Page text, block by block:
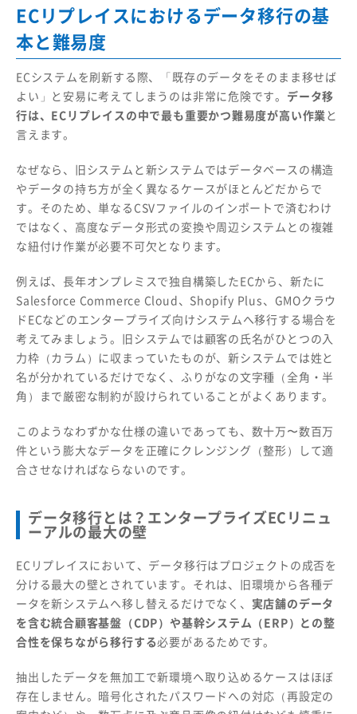
ECリプレイスにおけるデータ移行の基
本と難易度
ECシステムを刷新する際、「既存のデータをそのまま移せば
よい」と安易に考えてしまうのは非常に危険です。 データ移
行は、ECリプレイスの中で最も重要かつ難易度が高い作業と
言えます。
なぜなら、旧システムと新システムではデータベースの構造
やデータの持ち方が全く異なるケースがほとんどだからで
す。そのため、単なるCSVファイルのインポートで済むわけ
ではなく、高度なデータ形式の変換や周辺システムとの複雑
な紐付け作業が必要不可欠となります。
例えば、長年オンプレミスで独自構築したECから、新たに
Salesforce Commerce Cloud、Shopify Plus、GMOクラウ
ドECなどのエンタープライズ向けシステムへ移行する場合を
考えてみましょう。旧システムでは顧客の氏名がひとつの入
力枠（カラム）に収まっていたものが、新システムでは姓と
名が分かれているだけでなく、ふりがなの文字種（全角・半
角）まで厳密な制約が設けられていることがよくあります。
このようなわずかな仕様の違いであっても、数十万〜数百万
件という膨大なデータを正確にクレンジング（整形）して適
合させなければならないのです。
データ移行とは？エンタープライズECリニュ
ーアルの最大の壁
ECリプレイスにおいて、データ移行はプロジェクトの成否を
分ける最大の壁とされています。それは、旧環境から各種デ
ータを新システムへ移し替えるだけでなく、 実店舗のデータ
を含む統合顧客基盤（CDP）や基幹システム（ERP）との整
合性を保ちながら移行する必要があるためです。
抽出したデータを無加工で新環境へ取り込めるケースはほぼ
存在しません。暗号化されたパスワードへの対応（再設定の